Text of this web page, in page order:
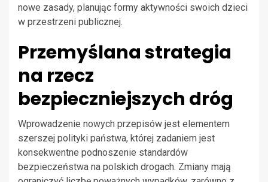
nowe zasady, planując formy aktywności swoich dzieci
w przestrzeni publicznej.
Przemyślana strategia
na rzecz
bezpieczniejszych dróg
Wprowadzenie nowych przepisów jest elementem
szerszej polityki państwa, której zadaniem jest
konsekwentne podnoszenie standardów
bezpieczeństwa na polskich drogach. Zmiany mają